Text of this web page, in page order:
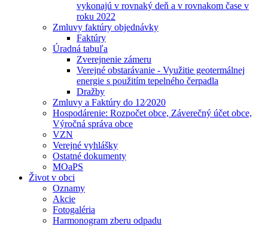
vykonajú v rovnaký deň a v rovnakom čase v
roku 2022
Zmluvy faktúry objednávky
Faktúry
Úradná tabuľa
Zverejnenie zámeru
Verejné obstarávanie - Využitie geotermálnej
energie s použitím tepelného čerpadla
Dražby
Zmluvy a Faktúry do 12⁄2020
Hospodárenie: Rozpočet obce, Záverečný účet obce,
Výročná správa obce
VZN
Verejné vyhlášky
Ostatné dokumenty
MOaPS
Život v obci
Oznamy
Akcie
Fotogaléria
Harmonogram zberu odpadu